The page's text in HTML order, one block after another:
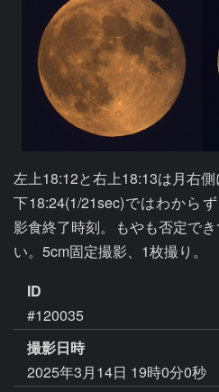
左上18:12と右上18:13は月右
下18:24(1/21sec)ではわから
影食終了時刻。もやも否定で
い。5cm固定撮影、1枚撮り。
ID
#120035
撮影日時
2025年3月14日 19時0分0秒